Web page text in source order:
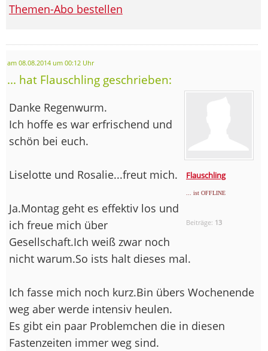
Themen-Abo bestellen
am 08.08.2014 um 00:12 Uhr
... hat Flauschling geschrieben:
Flauschling
... ist OFFLINE
Beiträge: 13
Danke Regenwurm.
Ich hoffe es war erfrischend und
schön bei euch.
Liselotte und Rosalie...freut mich.
Ja.Montag geht es effektiv los und
ich freue mich über
Gesellschaft.Ich weiß zwar noch
nicht warum.So ists halt dieses mal.
Ich fasse mich noch kurz.Bin übers Wochenende
weg aber werde intensiv heulen.
Es gibt ein paar Problemchen die in diesen
Fastenzeiten immer weg sind.